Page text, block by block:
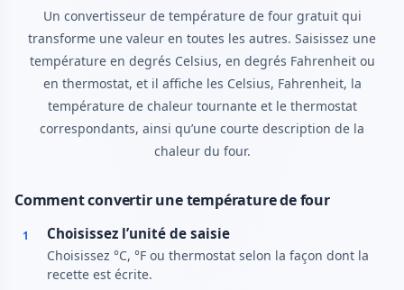
Un convertisseur de température de four gratuit qui
transforme une valeur en toutes les autres. Saisissez une
température en degrés Celsius, en degrés Fahrenheit ou
en thermostat, et il affiche les Celsius, Fahrenheit, la
température de chaleur tournante et le thermostat
correspondants, ainsi qu’une courte description de la
chaleur du four.
Comment convertir une température de four
1 Choisissez l’unité de saisie
Choisissez °C, °F ou thermostat selon la façon dont la
recette est écrite.